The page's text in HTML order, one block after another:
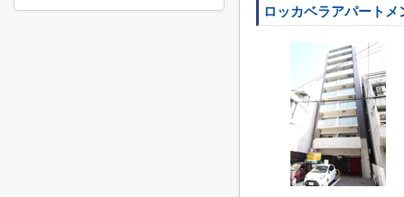
ロッカベラアパートメ